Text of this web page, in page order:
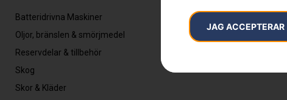
JAG ACCEPTERAR
Batteridrivna Maskiner
Oljor, bränslen & smörjmedel
Reservdelar & tillbehör
Skog
Skor & Kläder